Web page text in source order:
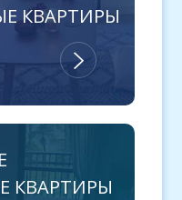
КВАРТИРЫ
КВАРТИРЫ